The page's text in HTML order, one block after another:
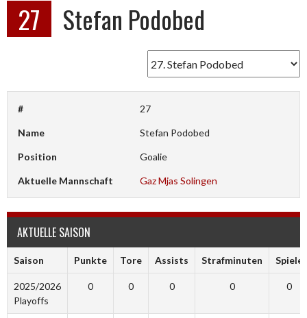
27 Stefan Podobed
# 27
Name Stefan Podobed
Position Goalie
Aktuelle Mannschaft Gaz Mjas Solingen
AKTUELLE SAISON
Saison Punkte Tore Assists Strafminuten Spiele
2025/2026
Playoffs
0 0 0 0 0